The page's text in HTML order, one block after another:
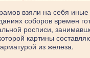
взяли на себя иные
соборов времен
росписи,
картины
из железа.